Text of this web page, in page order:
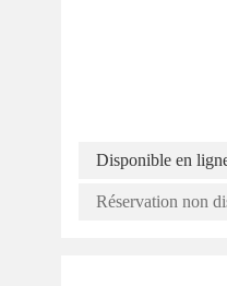
Disponible en
Réservation non